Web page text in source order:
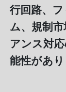
行回路、
ム、規制
アンス対
能性があり